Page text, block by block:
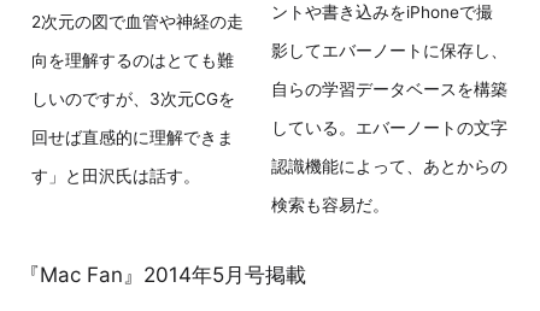
2次元の図で血管や神経の走
向を理解するのはとても難
しいのですが、3次元CGを
回せば直感的に理解できま
す」と田沢氏は話す。
ントや書き込みをiPhoneで撮
影してエバーノートに保存し、
自らの学習データベースを構築
している。エバーノートの文字
認識機能によって、あとからの
検索も容易だ。
『Mac Fan』2014年5月号掲載